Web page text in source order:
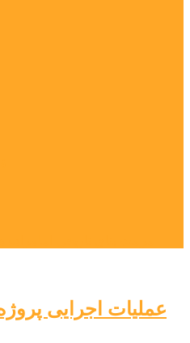
عملیات اجرایی